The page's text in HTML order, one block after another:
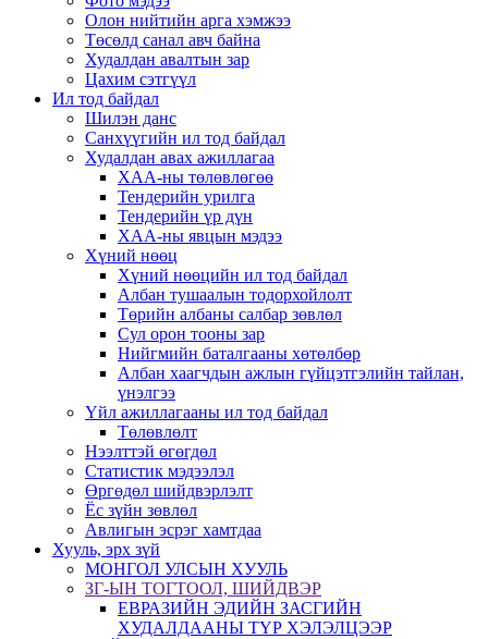
Олон нийтийн арга хэмжээ
Төсөлд санал авч байна
Худалдан авалтын зар
Цахим сэтгүүл
Ил тод байдал
Шилэн данс
Санхүүгийн ил тод байдал
Худалдан авах ажиллагаа
ХАА-ны төлөвлөгөө
Тендерийн урилга
Тендерийн үр дүн
ХАА-ны явцын мэдээ
Хүний нөөц
Хүний нөөцийн ил тод байдал
Албан тушаалын тодорхойлолт
Төрийн албаны салбар зөвлөл
Сул орон тооны зар
Нийгмийн баталгааны хөтөлбөр
Албан хаагчдын ажлын гүйцэтгэлийн тайлан,
үнэлгээ
Үйл ажиллагааны ил тод байдал
Төлөвлөлт
Нээлттэй өгөгдөл
Статистик мэдээлэл
Өргөдөл шийдвэрлэлт
Ёс зүйн зөвлөл
Авлигын эсрэг хамтдаа
Хууль, эрх зүй
МОНГОЛ УЛСЫН ХУУЛЬ
ЗГ-ЫН ТОГТООЛ, ШИЙДВЭР
ЕВРАЗИЙН ЭДИЙН ЗАСГИЙН
ХУДАЛДААНЫ ТҮР ХЭЛЭЛЦЭЭР